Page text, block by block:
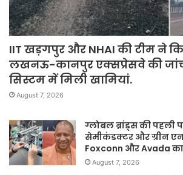
IIT खड़गपुर और NHAI की टीम ने
लखनऊ-कानपुर एक्सप्रेसवे की
सिस्टम में मिली खामियां.
August 7, 2026
ग्लोबल ब्रांड्स की पहली
सेमीकंडक्टर और ग्रीन
Foxconn और Avada का
August 7, 2026